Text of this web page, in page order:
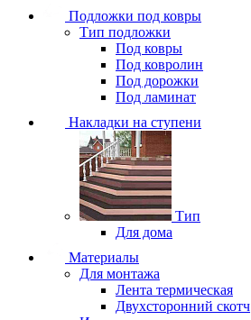
Подложки под ковры
Тип подложки
Под ковры
Под ковролин
Под дорожки
Под ламинат
Накладки на ступени
Тип
Для дома
Материалы
Для монтажа
Лента термическая
Двухсторонний скотч